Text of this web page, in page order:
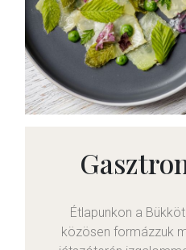
Étlapunkon a
közösen formázzuk